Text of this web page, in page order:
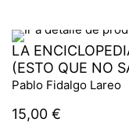
LA
(ESTO QUE NO
Pablo Fidalgo Lareo
15,00 €